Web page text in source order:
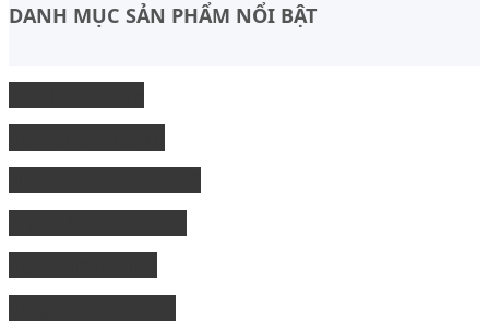
DANH MỤC SẢN PHẨM NỔI BẬT